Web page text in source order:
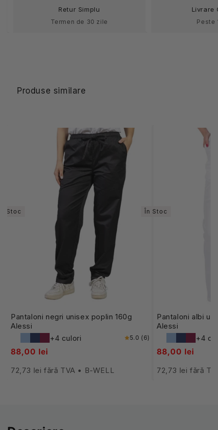
Retur Simplu
Termen de 30 zile
Livrare
Peste
Produse similare
Stoc
Pantaloni negri unisex poplin 160g
Alessi
+4 culori
5.0 (6)
88,00 lei
72,73 lei fără TVA • B-WELL
În Stoc
Pantaloni albi
Alessi
+4
88,00 lei
72,73 lei fără